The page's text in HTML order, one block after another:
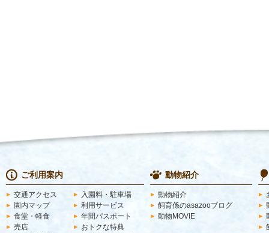
ご利用案内
交通アクセス
入園料・駐車場
園内マップ
利用サービス
食堂・軽食
年間パスポート
売店
おトクな特典
動物紹介
動物紹介
飼育係のasazooブログ
動物MOVIE